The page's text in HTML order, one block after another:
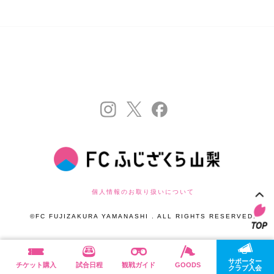
個人情報のお取り扱いについて
©FC FUJIZAKURA YAMANASHI . ALL RIGHTS RESERVED.
チケット購入 試合日程 観戦ガイド GOODS
サポーター
クラブ入会